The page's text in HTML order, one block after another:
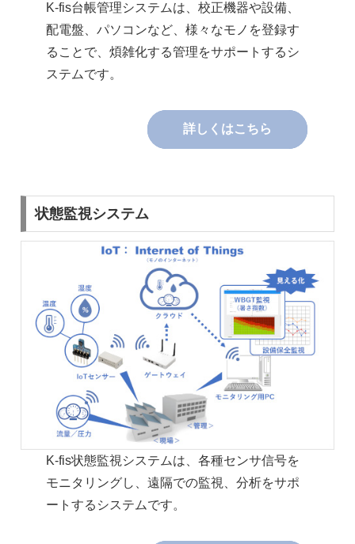
K-fis台帳管理システムは、校正機器や設備、
配電盤、パソコンなど、様々なモノを登録す
ることで、煩雑化する管理をサポートするシ
ステムです。
詳しくはこちら
状態監視システム
K-fis状態監視システムは、各種センサ信号を
モニタリングし、遠隔での監視、分析をサポ
ートするシステムです。